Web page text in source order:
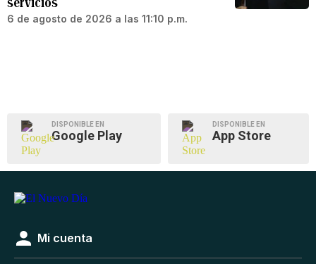
6 de agosto de 2026 a las 11:10 p.m.
DISPONIBLE EN
Google Play
DISPONIBLE EN
App Store
Mi cuenta